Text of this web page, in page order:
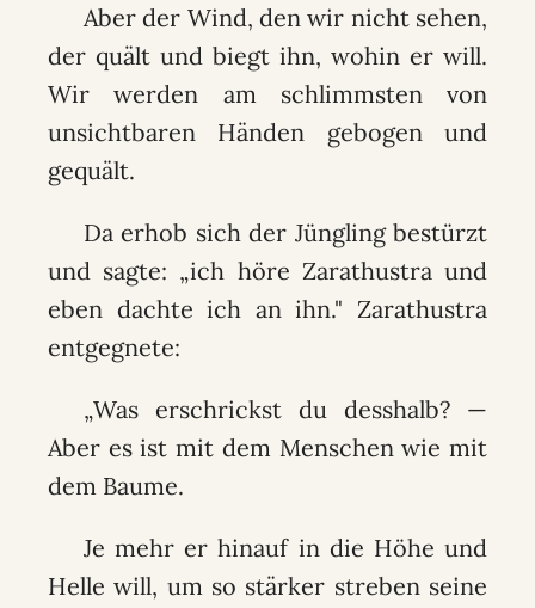
Aber der Wind, den wir nicht sehen,
der quält und biegt ihn, wohin er will.
Wir werden am schlimmsten von
unsichtbaren Händen gebogen und
gequält.
Da erhob sich der Jüngling bestürzt
und sagte: „ich höre Zarathustra und
eben dachte ich an ihn." Zarathustra
entgegnete:
„Was erschrickst du desshalb? —
Aber es ist mit dem Menschen wie mit
dem Baume.
Je mehr er hinauf in die Höhe und
Helle will, um so stärker streben seine